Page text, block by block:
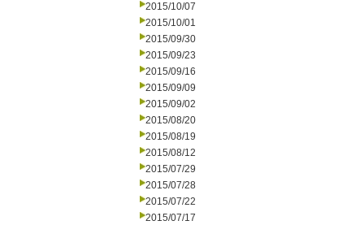
2015/10/07
2015/10/01
2015/09/30
2015/09/23
2015/09/16
2015/09/09
2015/09/02
2015/08/20
2015/08/19
2015/08/12
2015/07/29
2015/07/28
2015/07/22
2015/07/17